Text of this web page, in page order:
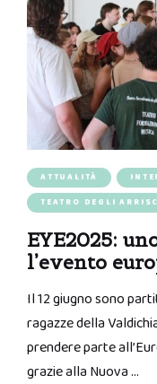
ATTUALITÀ
TEATRO DEGLI
EYE2025:
l’evento
Il 12 giugno sono
ragazze della
prendere parte
grazie alla Nuova …